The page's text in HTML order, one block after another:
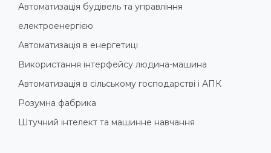
Автоматизація будівель та управління
електроенергією
Автоматизація в енергетиці
Використання інтерфейсу людина-машина
Автоматизація в сільському господарстві і АПК
Розумна фабрика
Штучний інтелект та машинне навчання